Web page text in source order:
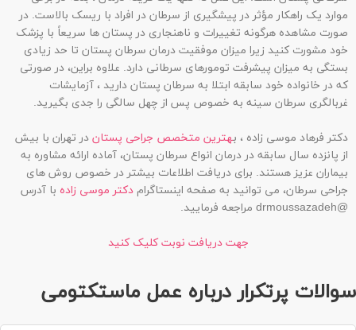
موارد یک راهکار مؤثر در پیشگیری از سرطان در افراد با ریسک بالاست. در
صورت مشاهده هرگونه تغییرات و ناهنجاری در پستان ها سریعاً با پزشک
خود مشورت کنید زیرا میزان موفقیت درمان سرطان پستان تا حد زیادی
بستگی به میزان پیشرفت تومورهای سرطانی دارد. علاوه براین، در صورتی
که در خانواده خود سابقه ابتلا به سرطان پستان دارید ، آزمایشات
غربالگری سرطان سینه به خصوص پس از چهل سالگی را جدی بگیرید.
دکتر فرهاد موسی زاده ، بهترین متخصص جراحی پستان در تهران با بیش
از پانزده سال سابقه در درمان انواع سرطان پستان، آماده ارائه مشاوره به
بیماران عزیز هستند. برای دریافت اطلاعات بیشتر در خصوص روش های
جراحی سرطان، می توانید به صفحه اینستاگرام دکتر موسی زاده با آدرس
@drmoussazadeh مراجعه فرمایید.
جهت دریافت نوبت کلیک کنید
سوالات پرتکرار درباره عمل ماستکتومی